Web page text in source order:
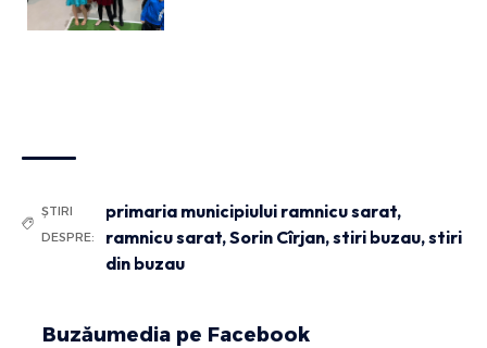
ȘTIRI
DESPRE:
primaria municipiului ramnicu sarat,
ramnicu sarat,Sorin Cîrjan,stiri buzau,stiri
din buzau
Buzăumedia pe Facebook